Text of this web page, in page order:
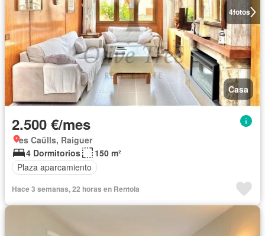
4fotos
Casa
2.500 €/mes
es Caülls, Raiguer
4 Dormitorios
150 m²
Plaza aparcamiento
Hace 3 semanas, 22 horas en Rentola